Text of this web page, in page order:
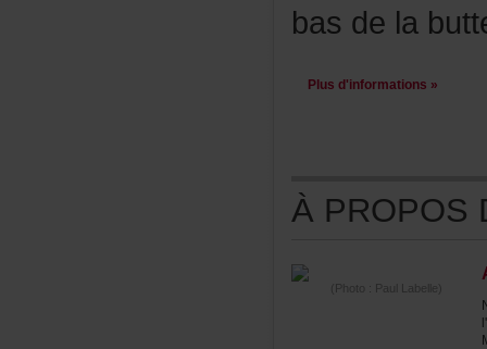
Plusd'informations»
(Photo:PaulLabelle)